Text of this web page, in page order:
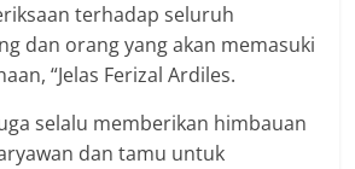
terhadap seluruh
dan orang yang akan memasuki
“Jelas Ferizal Ardiles.
selalu memberikan himbauan
dan tamu untuk